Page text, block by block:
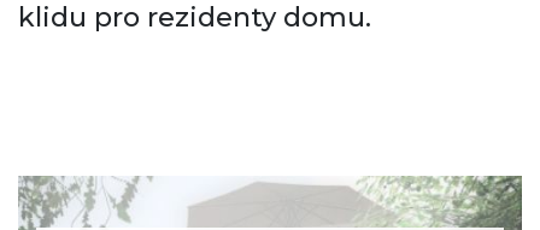
klidu pro rezidenty domu.